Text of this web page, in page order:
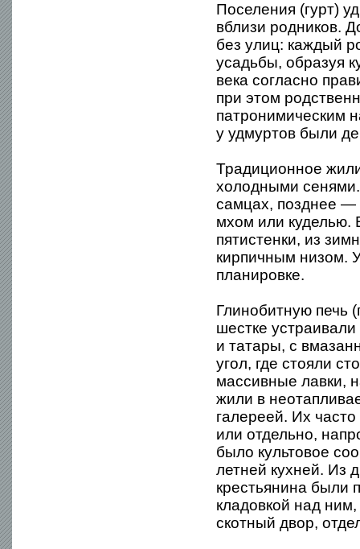
Поселения (гурт)
вблизи родников.
без улиц: каждый
усадьбы, образуя
века согласно
при этом
патронимическим
у удмуртов были
Традиционное
холодными
самцах, позднее —
мхом или куделью.
пятистенки, из
кирпичным низом.
планировке.
Глинобитную печь
шестке
и татары, с
угол, где стояли
массивные лавки,
жили в
галереей. Их
или отдельно,
было культовое
летней кухней. Из
крестьянина
кладовкой над
скотный двор,